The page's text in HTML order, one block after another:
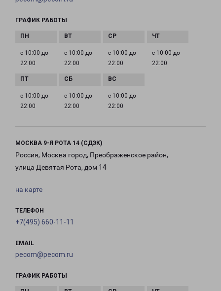
ГРАФИК РАБОТЫ
с 10:00 до
22:00
с 10:00 до
22:00
с 10:00 до
22:00
с 10:00 до
22:00
с 10:00 до
22:00
с 10:00 до
22:00
с 10:00 до
22:00
МОСКВА 9-Я РОТА 14 (СДЭК)
Россия, Москва город, Преображенское район,
улица Девятая Рота, дом 14
на карте
ТЕЛЕФОН
+7(495) 660-11-11
EMAIL
pecom@pecom.ru
ГРАФИК РАБОТЫ